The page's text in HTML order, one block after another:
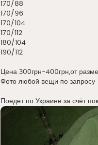
170/88
170/96
170/104
170/112
180/104
190/112
Цена 300грн-400грн,от
Фото любой вещи по запросу
Поедет по Украине за счёт